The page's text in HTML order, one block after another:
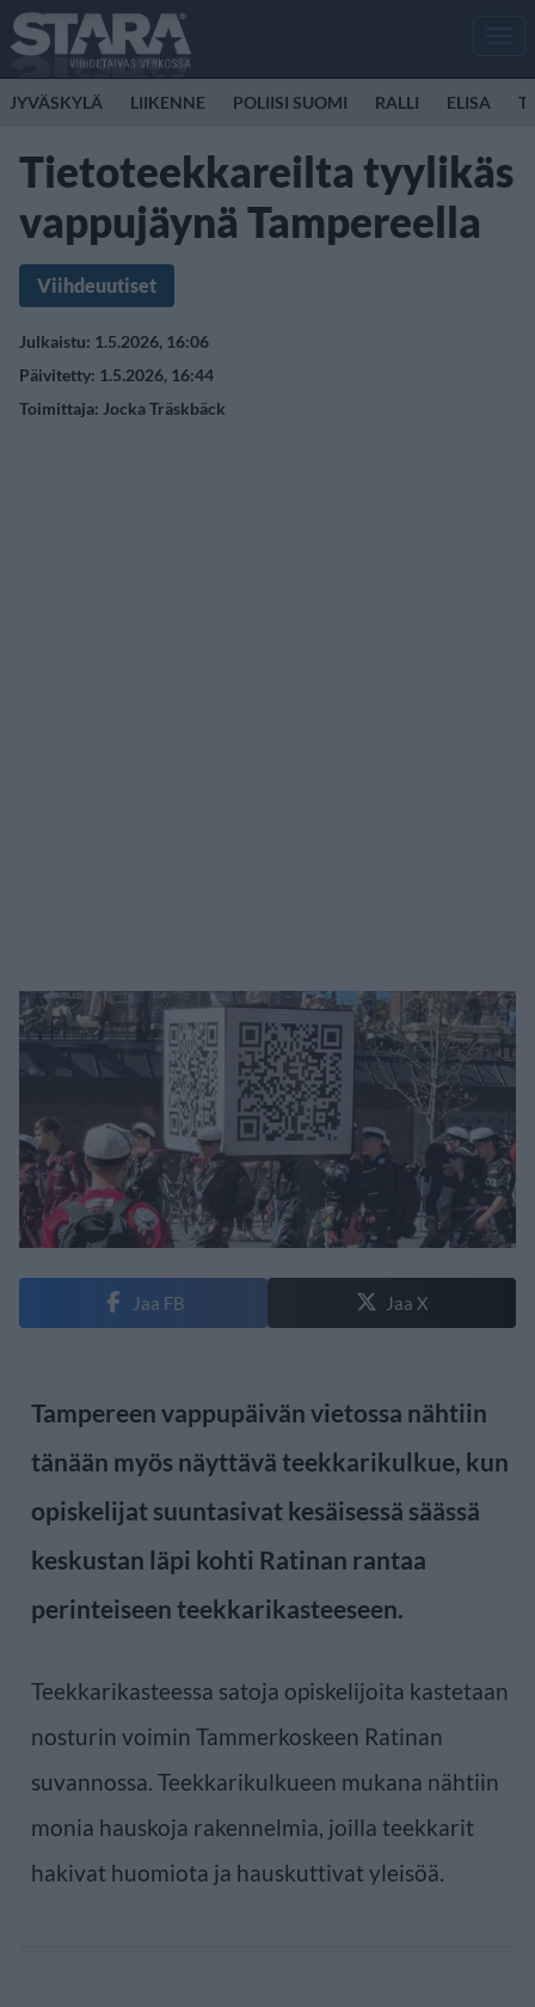
JYVÄSKYLÄ LIIKENNE POLIISI SUOMI RALLI ELISA
Tietoteekkareilta tyylikäs
vappujäynä Tampereella
Viihdeuutiset
Julkaistu: 1.5.2026, 16:06
Päivitetty: 1.5.2026, 16:44
Toimittaja: Jocka Träskbäck
Jaa FB Jaa X
Tampereen vappupäivän vietossa nähtiin
tänään myös näyttävä teekkarikulkue, kun
opiskelijat suuntasivat kesäisessä säässä
keskustan läpi kohti Ratinan rantaa
perinteiseen teekkarikasteeseen.
Teekkarikasteessa satoja opiskelijoita kastetaan
nosturin voimin Tammerkoskeen Ratinan
suvannossa. Teekkarikulkueen mukana nähtiin
monia hauskoja rakennelmia, joilla teekkarit
hakivat huomiota ja hauskuttivat yleisöä.